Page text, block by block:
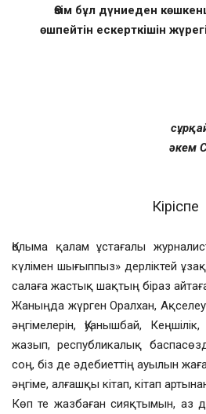
Өзім бұл дүниеден
өшпейтін ескерткішін
әкем
Кіріспе
Қолыма қалам ұстағалы
күлімен шығып­пыз» дерліктей
салаға жастық шақтың біраз
Жаныңда жүрген Оралхан,
әңгімелерін, Қуанышбай,
жазып, республикалық
соң, біз де әдебиеттің ауылын
әңгіме, алғашқы кітап, кітап
Көп те жазбаған сияқтымын, аз